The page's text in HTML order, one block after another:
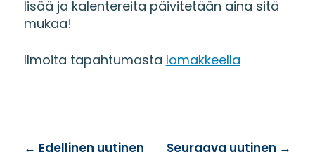
lisää ja kalentereita päivitetään aina sitä
mukaa!
Ilmoita tapahtumasta lomakkeella
← Edellinen uutinen Seuraava uutinen →